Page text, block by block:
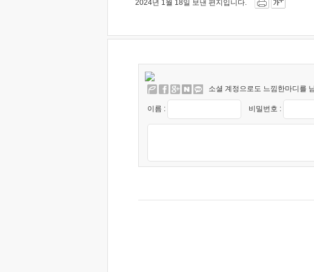
2024년 1월 18일 보낸 편지입니다.
소셜 계정으로도 느낌한마디를
이름 : 비밀번호 :